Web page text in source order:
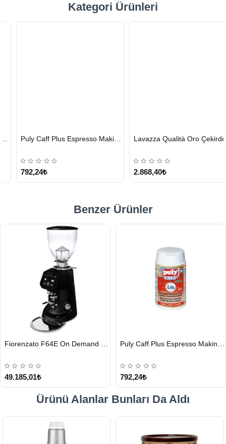
Kategori Ürünleri
GÖNDERİ
Puly Caff Plus Espresso Makinesi Temizleyici Tablet 100 x 1.35 G
792,24₺
GÖNDERİ
Lavazza Qualità Oro Çekirdek Kahve 1 KG x 2
2.868,40₺
Benzer Ürünler
GÖNDERİ
49.185,01₺
GÖNDERİ
792,24₺
Ürünü Alanlar Bunları Da Aldı